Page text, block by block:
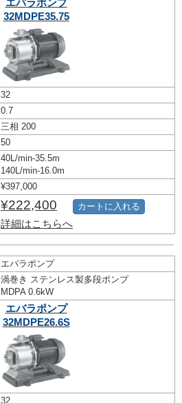
エバラポンプ
32MDPE35.75
32
0.7
三相 200
50
40L/min-35.5m
140L/min-16.0m
¥397,000
¥222,400
詳細はこちらへ
カートに入れる
エバラポンプ
渦巻き ステンレス製多段ポンプ
MDPA 0.6kW
エバラポンプ
32MDPE26.6S
32